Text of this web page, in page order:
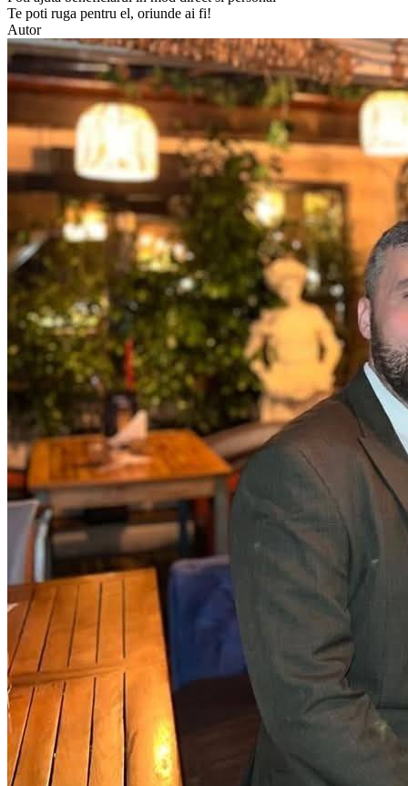
Te poti ruga pentru el, oriunde ai fi!
Autor